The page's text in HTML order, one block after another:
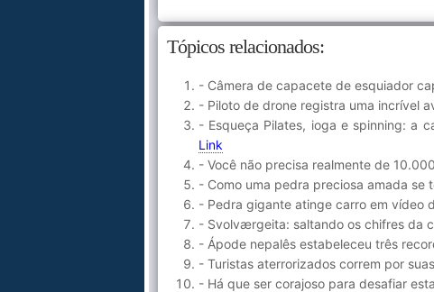
Tópicos relacionados:
- Câmera de capacete de esquiador
- Piloto de drone registra uma incrível
- Esqueça Pilates, ioga e spinning: a
Link
- Você não precisa realmente de
- Como uma pedra preciosa amada se
- Pedra gigante atinge carro em vídeo
- Svolværgeita: saltando os chifres da
- Ápode nepalês estabeleceu três
- Turistas aterrorizados correm por
- Há que ser corajoso para desafiar